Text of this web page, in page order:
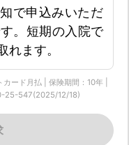
で申込みいただ
。短期の入院で
れます。
ード月払 | 保険期間：10年 |
25-547(2025/12/18)